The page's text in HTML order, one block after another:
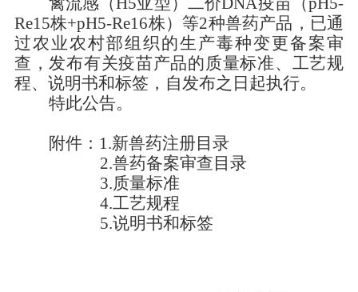
Re15株+pH5-Re16株）等2种兽药产品，已通
过农业农村部组织的生产毒种变更备案审
查，发布有关疫苗产品的质量标准、工艺规
程、说明书和标签，自发布之日起执行。
特此公告。
附件： 1.新兽药注册目录
2.兽药备案审查目录
3.质量标准
4.工艺规程
5.说明书和标签